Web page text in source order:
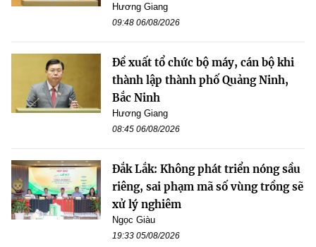
Hương Giang
09:48 06/08/2026
Đề xuất tổ chức bộ máy, cán bộ khi
thành lập thành phố Quảng Ninh,
Bắc Ninh
Hương Giang
08:45 06/08/2026
Đắk Lắk: Không phát triển nóng sầu
riêng, sai phạm mã số vùng trồng sẽ
xử lý nghiêm
Ngọc Giàu
19:33 05/08/2026